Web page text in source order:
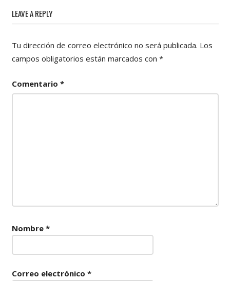
LEAVE A REPLY
Tu dirección de correo electrónico no será publicada. Los
campos obligatorios están marcados con *
Comentario *
Nombre *
Correo electrónico *